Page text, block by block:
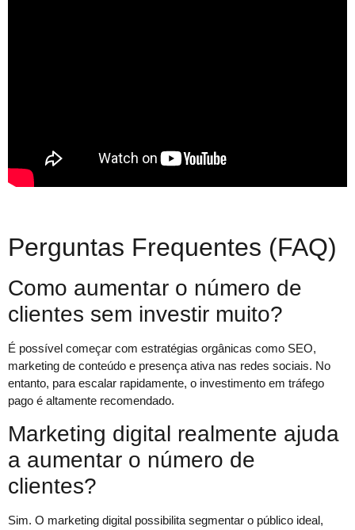
Perguntas Frequentes (FAQ)
Como aumentar o número de
clientes sem investir muito?
É possível começar com estratégias orgânicas como SEO,
marketing de conteúdo e presença ativa nas redes sociais. No
entanto, para escalar rapidamente, o investimento em tráfego
pago é altamente recomendado.
Marketing digital realmente ajuda
a aumentar o número de
clientes?
Sim. O marketing digital possibilita segmentar o público ideal,